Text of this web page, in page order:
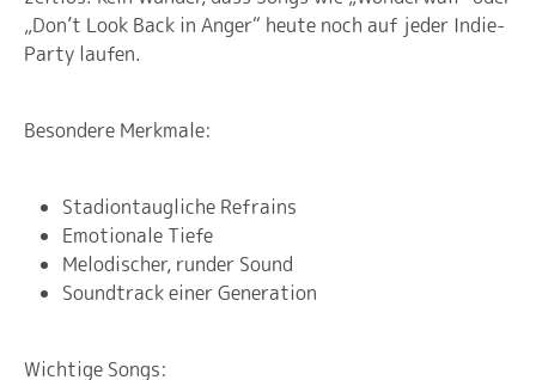
„Don’t Look Back in Anger“ heute noch auf jeder Indie-
Party laufen.
Besondere Merkmale:
Stadiontaugliche Refrains
Emotionale Tiefe
Melodischer, runder Sound
Soundtrack einer Generation
Wichtige Songs: